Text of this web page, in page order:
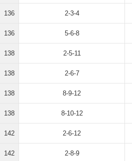
136 2-3-4
136 5-6-8
138 2-5-11
138 2-6-7
138 8-9-12
138 8-10-12
142 2-6-12
142 2-8-9